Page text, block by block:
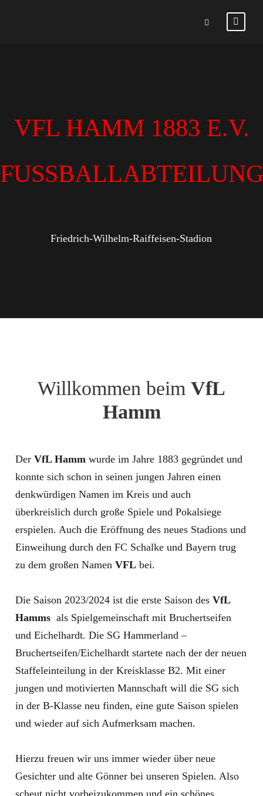
VFL HAMM 1883 E.V.
FUSSBALLABTEILUNG
Friedrich-Wilhelm-Raiffeisen-Stadion
Willkommen beim VfL
Hamm
Der VfL Hamm wurde im Jahre 1883 gegründet und
konnte sich schon in seinen jungen Jahren einen
denkwürdigen Namen im Kreis und auch
überkreislich durch große Spiele und Pokalsiege
erspielen. Auch die Eröffnung des neues Stadions und
Einweihung durch den FC Schalke und Bayern trug
zu dem großen Namen VFL bei.
Die Saison 2023/2024 ist die erste Saison des VfL
Hamms als Spielgemeinschaft mit Bruchertseifen
und Eichelhardt. Die SG Hammerland –
Bruchertseifen/Eichelhardt startete nach der der neuen
Staffeleinteilung in der Kreisklasse B2. Mit einer
jungen und motivierten Mannschaft will die SG sich
in der B-Klasse neu finden, eine gute Saison spielen
und wieder auf sich Aufmerksam machen.
Hierzu freuen wir uns immer wieder über neue
Gesichter und alte Gönner bei unseren Spielen. Also
scheut nicht vorbeizukommen und ein schönes